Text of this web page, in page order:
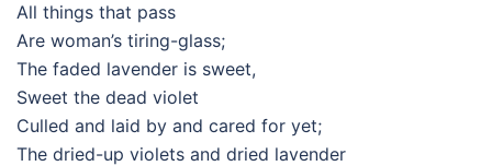
All things that pass
Are woman’s tiring-glass;
The faded lavender is sweet,
Sweet the dead violet
Culled and laid by and cared for yet;
The dried-up violets and dried lavender